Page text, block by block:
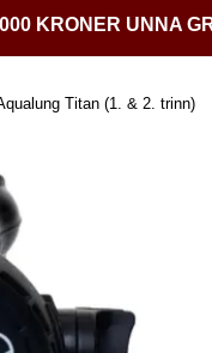
KRONER UNNA
Titan (1. & 2. trinn)